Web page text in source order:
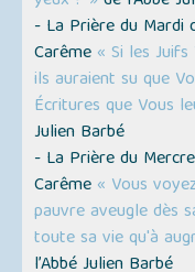
- La Prière du Mardi
Carême « Si les
ils auraient su que
Écritures que Vous
Julien Barbé
- La Prière du
Carême « Vous
pauvre aveugle dès
toute sa vie qu'à
l’Abbé Julien Barbé